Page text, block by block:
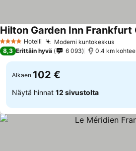
4 Tähtiluokitus
Hotelli Moderni kuntokeskusKatso
Hilton Garden Inn Frankfurt
8,3 Erittäin hyvä 6 093 0.4 km
Alkaen 102 €
Näytä hinnat 12 sivustolta